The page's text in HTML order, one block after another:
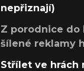
nepřiznají)
Z porodnice do
šílené reklamy
Střílet ve hrách